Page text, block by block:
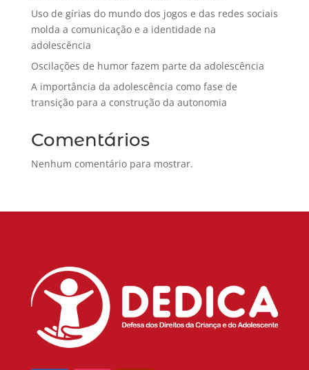
Uso de gírias do mundo dos jogos e das redes sociais
molda a comunicação e a identidade na
adolescência
Oscilações de humor fazem parte da adolescência
A importância da adolescência como fase de
transição para a construção da autonomia
Comentários
Nenhum comentário para mostrar.